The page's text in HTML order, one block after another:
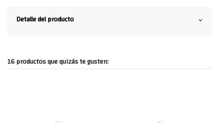
Detalle del producto
16 productos que quizás te gusten: